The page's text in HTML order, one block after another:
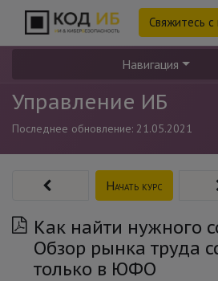
Свяжитесь с
Навигация
Управление ИБ
Последнее обновление: 21.05.2021
Как найти нужного
Обзор рынка труда
только в ЮФО
Начать курс